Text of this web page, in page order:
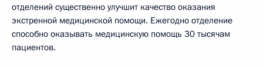
отделений существенно улучшит качество оказания
экстренной медицинской помощи. Ежегодно отделение
способно оказывать медицинскую помощь 30 тысячам
пациентов.